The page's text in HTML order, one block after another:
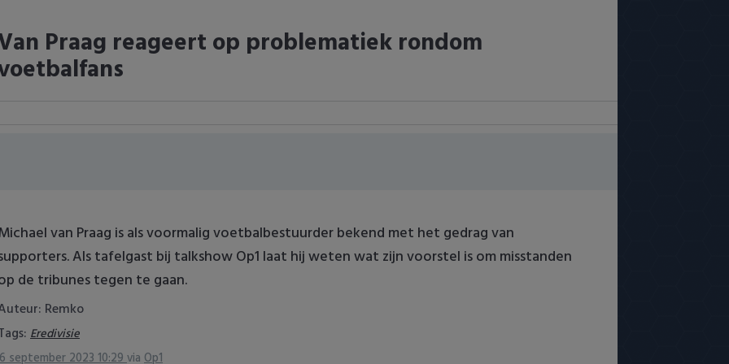
Praag reageert op problematiek rondom
van Praag is als voormalig voetbalbestuurder bekend met het gedrag van
Als tafelgast bij talkshow Op1 laat hij weten wat zijn voorstel is om misstanden
de tribunes tegen te gaan.
Remko
Eredivisie
september 2023 10:29via Op1